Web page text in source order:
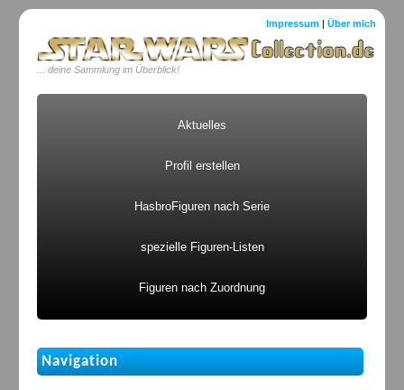
Impressum |Über mich
... deine Sammlung im Überblick!
Aktuelles
Profil erstellen
HasbroFiguren nach Serie
spezielle Figuren-Listen
Figuren nach Zuordnung
Navigation